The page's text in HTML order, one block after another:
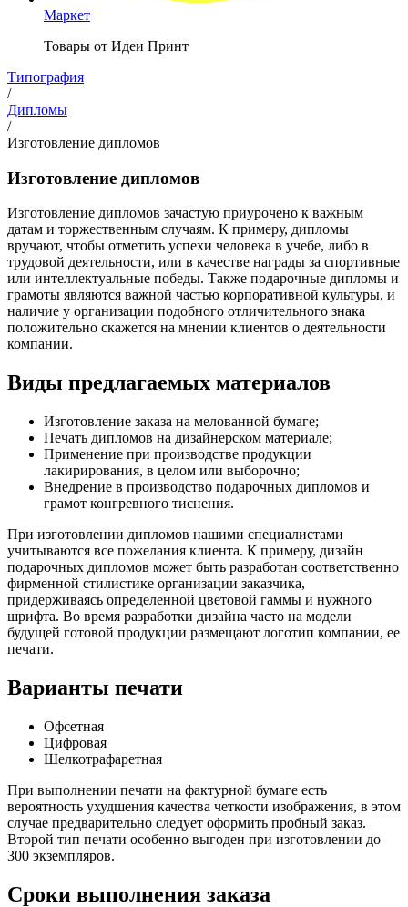
Маркет
Товары от Идеи Принт
Типография
/
Дипломы
/
Изготовление дипломов
Изготовление дипломов
Изготовление дипломов зачастую приурочено к важным
датам и торжественным случаям. К примеру, дипломы
вручают, чтобы отметить успехи человека в учебе, либо в
трудовой деятельности, или в качестве награды за спортивные
или интеллектуальные победы. Также подарочные дипломы и
грамоты являются важной частью корпоративной культуры, и
наличие у организации подобного отличительного знака
положительно скажется на мнении клиентов о деятельности
компании.
Виды предлагаемых материалов
Изготовление заказа на мелованной бумаге;
Печать дипломов на дизайнерском материале;
Применение при производстве продукции
лакирирования, в целом или выборочно;
Внедрение в производство подарочных дипломов и
грамот конгревного тиснения.
При изготовлении дипломов нашими специалистами
учитываются все пожелания клиента. К примеру, дизайн
подарочных дипломов может быть разработан соответственно
фирменной стилистике организации заказчика,
придерживаясь определенной цветовой гаммы и нужного
шрифта. Во время разработки дизайна часто на модели
будущей готовой продукции размещают логотип компании, ее
печати.
Варианты печати
Офсетная
Цифровая
Шелкотрафаретная
При выполнении печати на фактурной бумаге есть
вероятность ухудшения качества четкости изображения, в этом
случае предварительно следует оформить пробный заказ.
Второй тип печати особенно выгоден при изготовлении до
300 экземпляров.
Сроки выполнения заказа